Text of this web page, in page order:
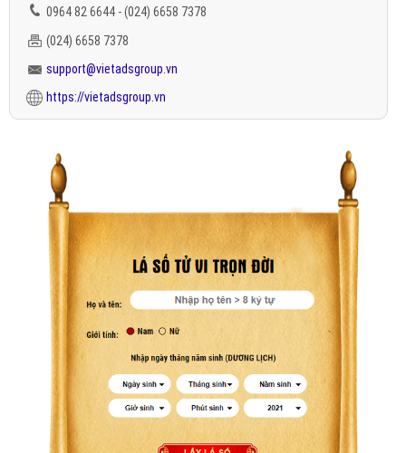
0964 82 6644 - (024) 6658 7378
(024) 6658 7378
support@vietadsgroup.vn
https://vietadsgroup.vn